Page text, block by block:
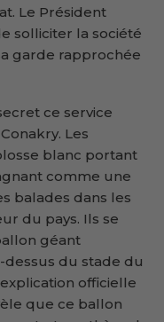
Le Président
solliciter la société
garde rapprochée
ce service
Les
blanc portant
comme une
balades dans les
du pays. Ils se
géant
du stade du
officielle
que ce ballon